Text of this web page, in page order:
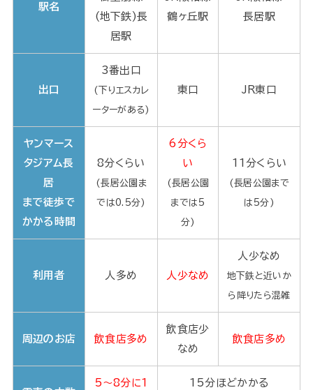
駅名
(地下鉄)長
居駅
鶴ヶ丘駅
長居駅
出口
3番出口
(下りエスカレ
ーターがある)
東口 JR東口
ヤンマース
タジアム長
居
まで徒歩で
かかる時間
8分くらい
(長居公園ま
では0.5分)
6分くら
い
(長居公園
までは5
分)
11分くらい
(長居公園まで
は5分)
利用者 人多め 人少なめ
人少なめ
地下鉄と近いか
ら降りたら混雑
周辺のお店 飲食店多め
飲食店少
なめ
飲食店多め
5～8分に1 15分ほどかかる